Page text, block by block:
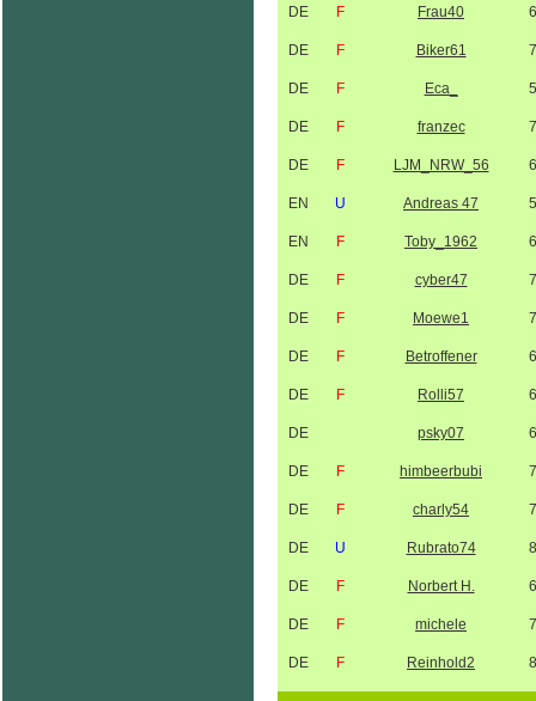
DE F Frau40
DE F Biker61
DE F Eca_
DE F franzec
DE F LJM_NRW_56
EN U Andreas 47
EN F Toby_1962
DE F cyber47
DE F Moewe1
DE F Betroffener
DE F Rolli57
DE psky07
DE F himbeerbubi
DE F charly54
DE U Rubrato74
DE F Norbert H.
DE F michele
DE F Reinhold2